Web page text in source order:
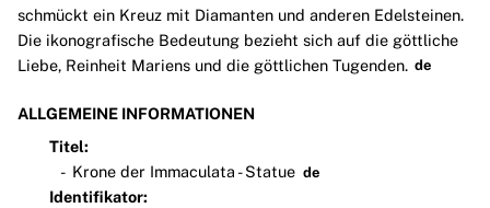
schmückt ein Kreuz mit Diamanten und anderen Edelsteinen.
Die ikonografische Bedeutung bezieht sich auf die göttliche
Liebe, Reinheit Mariens und die göttlichen Tugenden. de
ALLGEMEINE INFORMATIONEN
Titel:
Krone der Immaculata - Statue de
Identifikator: